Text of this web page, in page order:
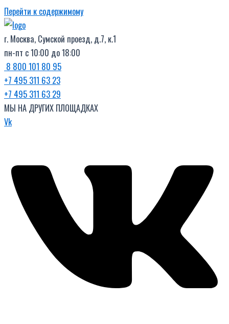
Перейти к содержимому
г. Москва, Сумской проезд, д.7, к.1
пн-пт с 10:00 до 18:00
8 800 101 80 95
+7 495 311 63 23
+7 495 311 63 29
МЫ НА ДРУГИХ ПЛОЩАДКАХ
Vk